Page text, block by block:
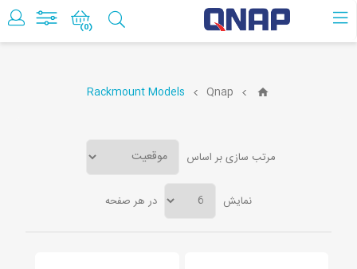
حساب کاربری
(0)
Qnap
Rackmount Models
مرتب سازی بر اساس
نمایش در هر صفحه